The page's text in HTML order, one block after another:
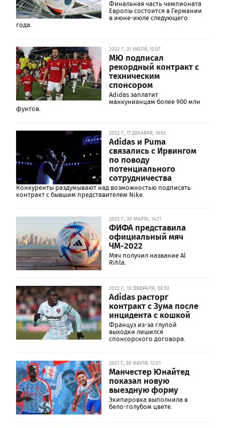
Финальная часть чемпионата
Европы состоится в Германии
в июне-июле следующего
года.
2023 Г., 31 ИЮЛЯ, 12:07
МЮ подписал
рекордный контракт с
техническим
спонсором
Adidas заплатит
манкунианцам более 900 млн
фунтов.
2022 Г., 17 ДЕКАБРЯ, 18:53
Adidas и Puma
связались с Ирвингом
по поводу
потенциального
сотрудничества
Конкуренты раздумывают над возможностью подписать
контракт с бывшим представителем Nike.
2022 Г., 30 МАРТА, 14:21
ФИФА представила
официальный мяч
ЧМ-2022
Мяч получил название Al
Rihla.
2022 Г., 10 ФЕВРАЛЯ, 00:53
Adidas расторг
контракт с Зума после
инцидента с кошкой
Француз из-за глупой
выходки лишился
спонсорского договора.
2021 Г., 30 ИЮЛЯ, 12:01
Манчестер Юнайтед
показал новую
выездную форму
Экипировка выполнила в
бело-голубом цвете.